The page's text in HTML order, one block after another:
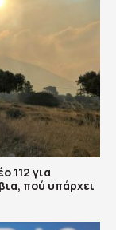
112 για
πού υπάρχει